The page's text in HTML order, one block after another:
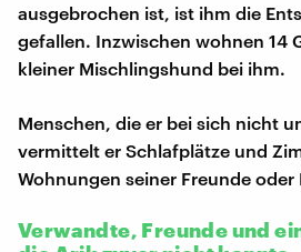
ausgebrochen ist, ist ihm die
gefallen. Inzwischen wohnen 14
kleiner Mischlingshund bei ihm.
Menschen, die er bei sich nicht
vermittelt er Schlafplätze und
Wohnungen seiner Freunde oder
Verwandte, Freunde und